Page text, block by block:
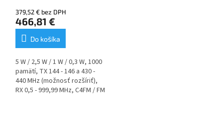
379,52 € bez DPH
466,81 €
Do košíka
5 W / 2,5 W / 1 W / 0,3 W, 1000
pamätí, TX 144 - 146 a 430 -
440 MHz (možnosť rozšíriť),
RX 0,5 - 999,99 MHz, C4FM / FM